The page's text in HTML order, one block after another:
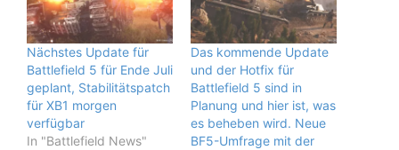
Nächstes Update für
Battlefield 5 für Ende Juli
geplant, Stabilitätspatch
für XB1 morgen
verfügbar
In "Battlefield News"
Das kommende Update
und der Hotfix für
Battlefield 5 sind in
Planung und hier ist, was
es beheben wird. Neue
BF5-Umfrage mit der